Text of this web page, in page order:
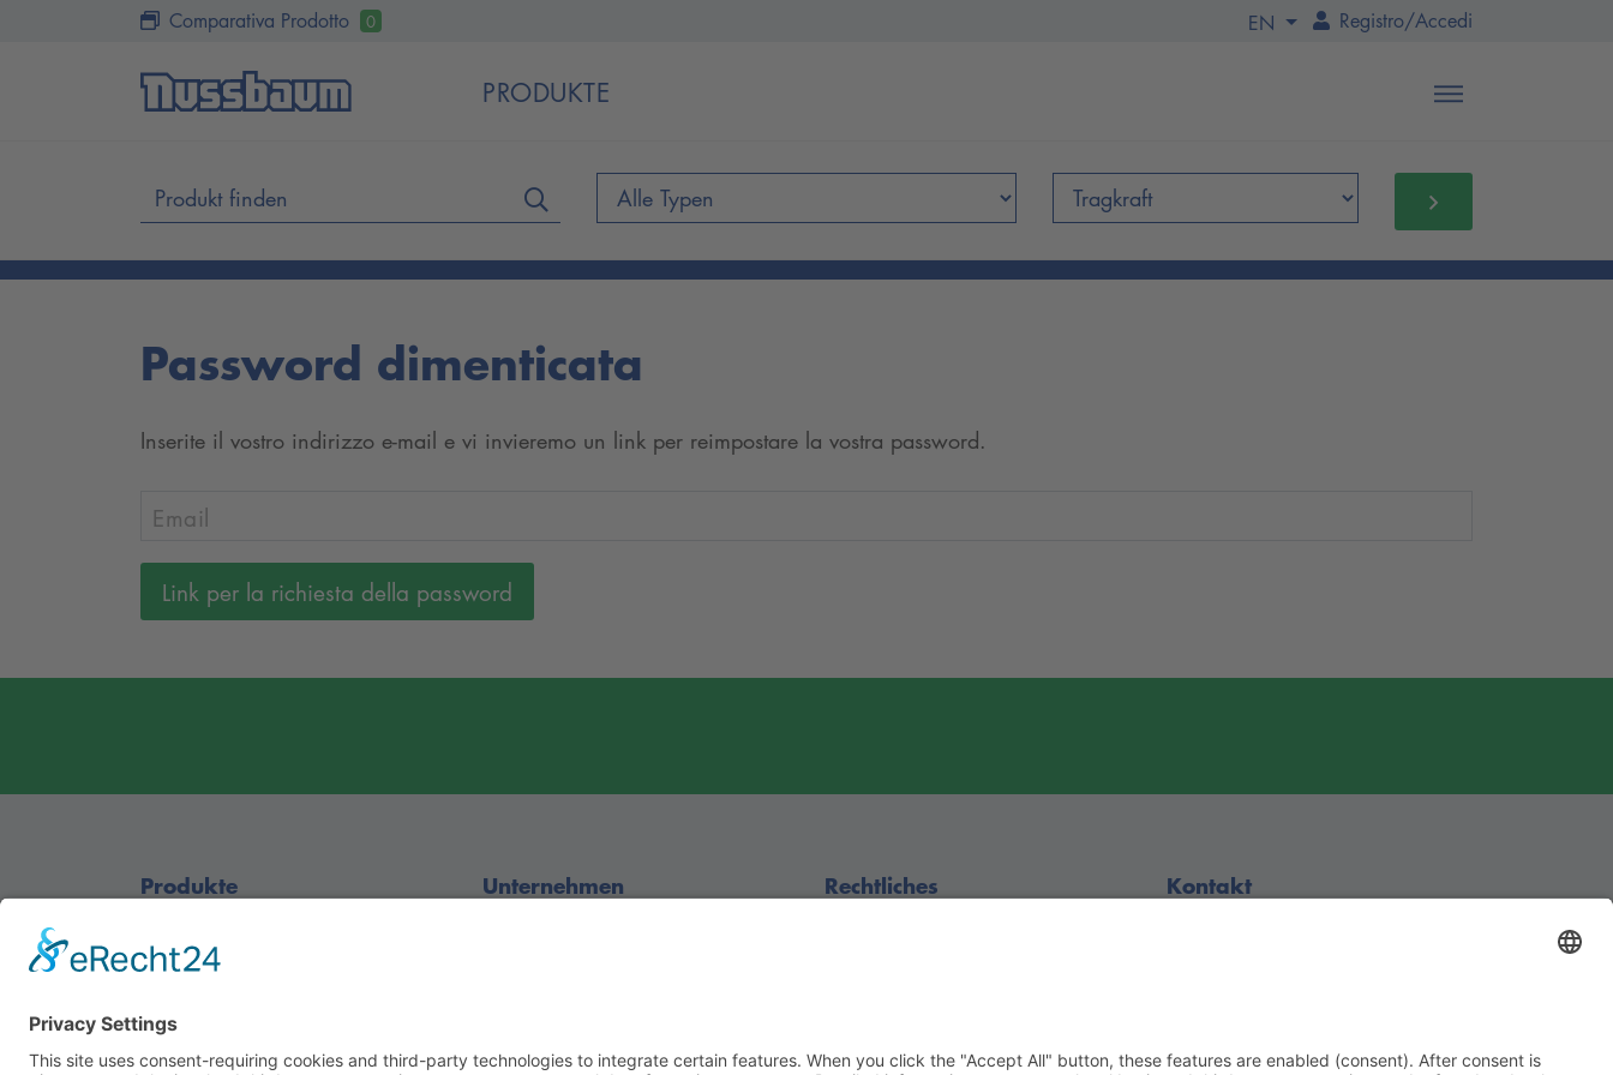
Comparativa Prodotto 0 EN Registro/Accedi
PRODUKTE
Password dimenticata
Inserite il vostro indirizzo e-mail e vi invieremo un link per reimpostare la vostra password.
Email
Produkte Unternehmen Rechtliches Kontakt